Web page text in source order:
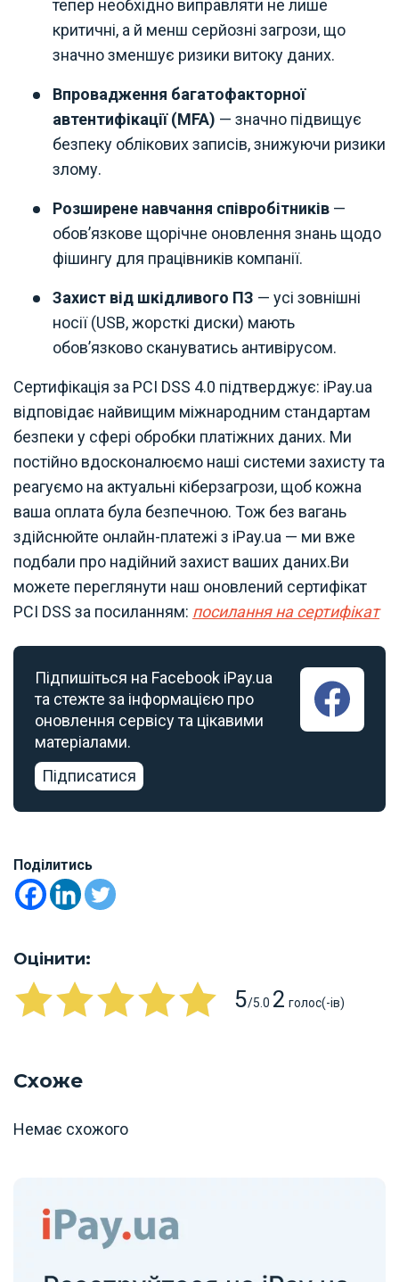
тепер необхідно виправляти не лише
критичні, а й менш серйозні загрози, що
значно зменшує ризики витоку даних.
Впровадження багатофакторної
автентифікації (MFA) — значно підвищує
безпеку облікових записів, знижуючи ризики
злому.
Розширене навчання співробітників —
обов’язкове щорічне оновлення знань щодо
фішингу для працівників компанії.
Захист від шкідливого ПЗ — усі зовнішні
носії (USB, жорсткі диски) мають
обов’язково скануватись антивірусом.
Сертифікація за PCI DSS 4.0 підтверджує: iPay.ua
відповідає найвищим міжнародним стандартам
безпеки у сфері обробки платіжних даних. Ми
постійно вдосконалюємо наші системи захисту та
реагуємо на актуальні кіберзагрози, щоб кожна
ваша оплата була безпечною. Тож без вагань
здійснюйте онлайн-платежі з iPay.ua — ми вже
подбали про надійний захист ваших даних.Ви
можете переглянути наш оновлений сертифікат
PCI DSS за посиланням: посилання на сертифікат
Підпишіться на Facebook iPay.ua
та стежте за інформацією про
оновлення сервісу та цікавими
матеріалами.
Підписатися
Поділитись
Оцінити:
5/5.0 2 голос(-ів)
Схоже
Немає схожого